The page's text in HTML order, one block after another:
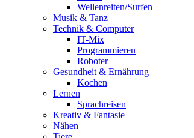
Wellenreiten/Surfen
Musik & Tanz
Technik & Computer
IT-Mix
Programmieren
Roboter
Gesundheit & Ernährung
Kochen
Lernen
Sprachreisen
Kreativ & Fantasie
Nähen